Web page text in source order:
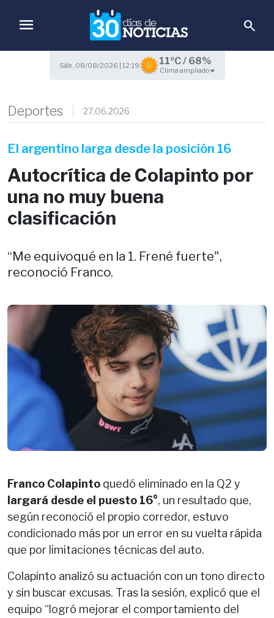
menu search
Sáb, 08/08/2026 | 12:19 11ºC / 68%
Clima ampliado
Deportes 27.06.2026
El argentino larga desde la posición 16
Autocrítica de Colapinto por
una no muy buena
clasificación
“Me equivoqué en la 1. Frené fuerte",
reconoció Franco.
Franco Colapinto quedó eliminado en la Q2 y
largará desde el puesto 16°, un resultado que,
según reconoció el propio corredor, estuvo
condicionado más por un error en su vuelta rápida
que por limitaciones técnicas del auto.
Colapinto analizó su actuación con un tono directo
y sin buscar excusas. Tras la sesión, explicó que el
equipo “logró mejorar el comportamiento del